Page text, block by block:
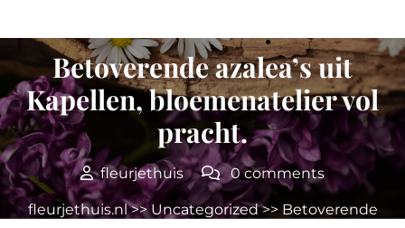
Betoverende azalea’s uit
Kapellen, bloemenatelier vol
pracht.
fleurjethuis 0 comments
fleurjethuis.nl>>Uncategorized>> Betoverende